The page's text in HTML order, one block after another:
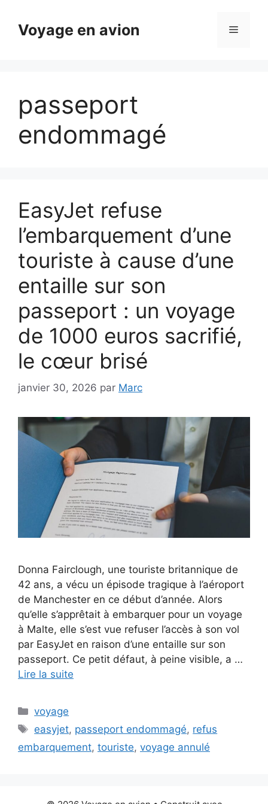
contenuVoyage en avion Menu
passeport
endommagé
EasyJet refuse
l’embarquement d’une
touriste à cause d’une
entaille sur son
passeport : un voyage
de 1000 euros sacrifié,
le cœur brisé
janvier 30, 2026 par Marc
Donna Fairclough, une touriste britannique de
42 ans, a vécu un épisode tragique à l’aéroport
de Manchester en ce début d’année. Alors
qu’elle s’apprêtait à embarquer pour un voyage
à Malte, elle s’est vue refuser l’accès à son vol
par EasyJet en raison d’une entaille sur son
passeport. Ce petit défaut, à peine visible, a …
Lire la suite
Catégories
voyage
Étiquettes
easyjet, passeport endommagé, refus
embarquement, touriste, voyage annulé